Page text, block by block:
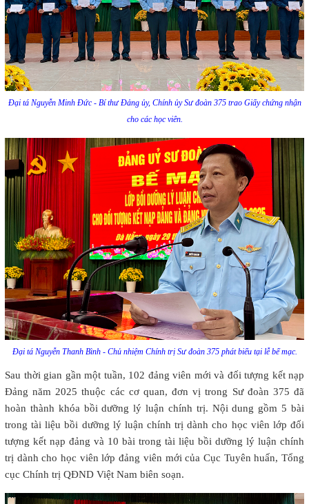
Đại tá Nguyễn Minh Đức - Bí thư Đảng ủy, Chính ủy Sư đoàn 375 trao Giấy chứng nhận
cho các học viên.
Đại tá Nguyễn Thanh Bình - Chủ nhiệm Chính trị Sư đoàn 375 phát biểu tại lễ bế mạc.
Sau thời gian gần một tuần, 102 đảng viên mới và đối tượng kết nạp
Đảng năm 2025 thuộc các cơ quan, đơn vị trong Sư đoàn 375 đã
hoàn thành khóa bồi dưỡng lý luận chính trị. Nội dung gồm 5 bài
trong tài liệu bồi dưỡng lý luận chính trị dành cho học viên lớp đối
tượng kết nạp đảng và 10 bài trong tài liệu bồi dưỡng lý luận chính
trị dành cho học viên lớp đảng viên mới của Cục Tuyên huấn, Tổng
cục Chính trị QĐND Việt Nam biên soạn.